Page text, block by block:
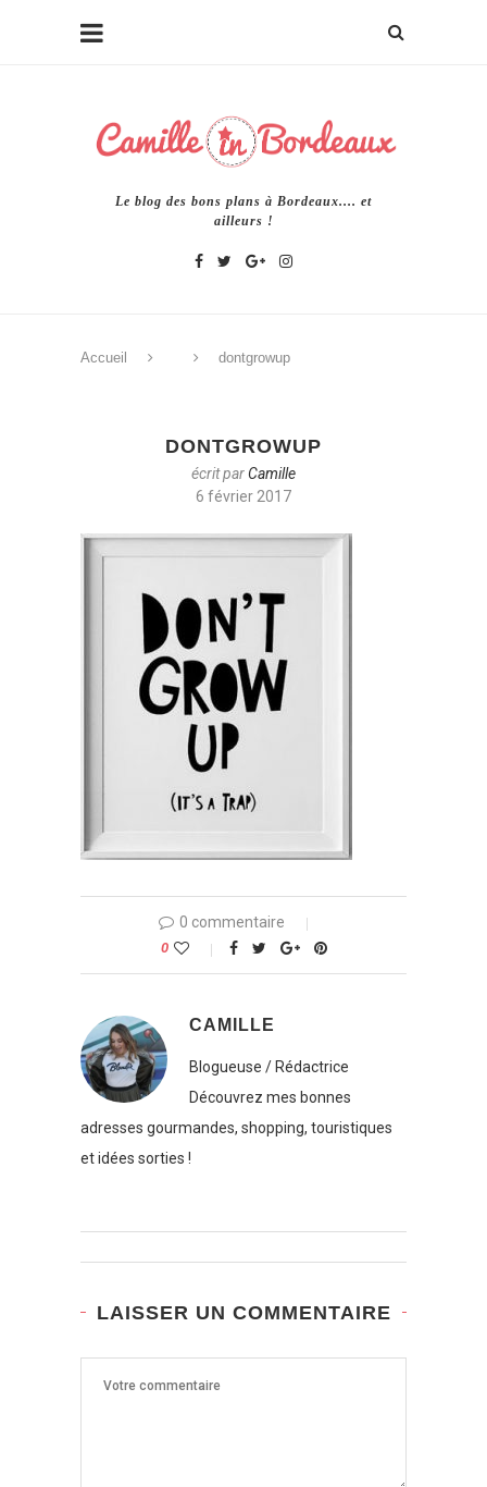
Le blog des bons plans à Bordeaux.... et
ailleurs !
Accueil dontgrowup
DONTGROWUP
écrit parCamille
6 février 2017
0 commentaire
0
CAMILLE
Blogueuse / Rédactrice
Découvrez mes bonnes
adresses gourmandes, shopping, touristiques
et idées sorties !
LAISSER UN COMMENTAIRE